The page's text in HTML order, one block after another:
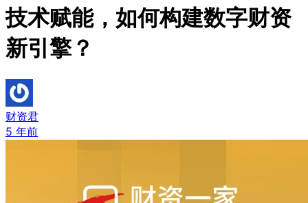
技术赋能，如何构建数字财资
新引擎？
财资君
5 年前